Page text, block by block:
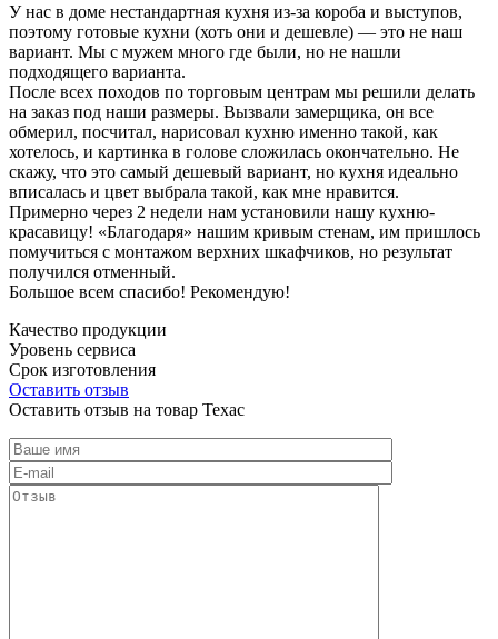
У нас в доме нестандартная кухня из-за короба и выступов,
поэтому готовые кухни (хоть они и дешевле) — это не наш
вариант. Мы с мужем много где были, но не нашли
подходящего варианта.
После всех походов по торговым центрам мы решили делать
на заказ под наши размеры. Вызвали замерщика, он все
обмерил, посчитал, нарисовал кухню именно такой, как
хотелось, и картинка в голове сложилась окончательно. Не
скажу, что это самый дешевый вариант, но кухня идеально
вписалась и цвет выбрала такой, как мне нравится.
Примерно через 2 недели нам установили нашу кухню-
красавицу! «Благодаря» нашим кривым стенам, им пришлось
помучиться с монтажом верхних шкафчиков, но результат
получился отменный.
Большое всем спасибо! Рекомендую!
Качество продукции
Уровень сервиса
Срок изготовления
Оставить отзыв
Оставить отзыв на товар Техас